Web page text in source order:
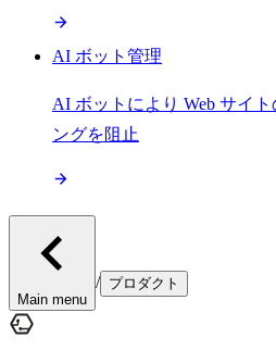
AI ボット管理
AI ボットにより Web サイ
ングを阻止
Main menu
/ プロダクト